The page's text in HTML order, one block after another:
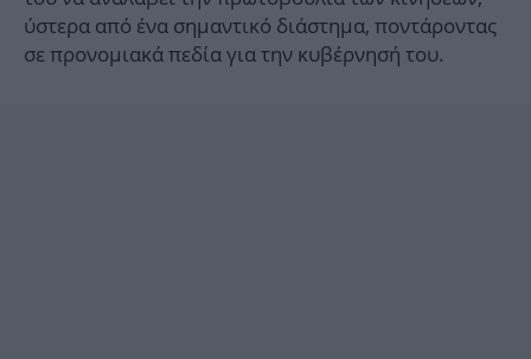
ύστερα από ένα σημαντικό διάστημα, ποντάροντας
σε προνομιακά πεδία για την κυβέρνησή του.